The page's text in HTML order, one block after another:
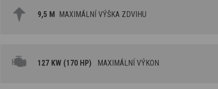
9,5 M MAXIMÁLNÍ VÝŠKA ZDVIHU
127 KW (170 HP) MAXIMÁLNÍ VÝKON